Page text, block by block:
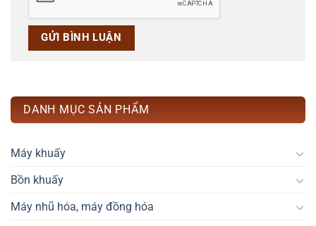
DANH MỤC SẢN PHẨM
Máy khuấy
Bồn khuấy
Máy nhũ hóa, máy đồng hóa